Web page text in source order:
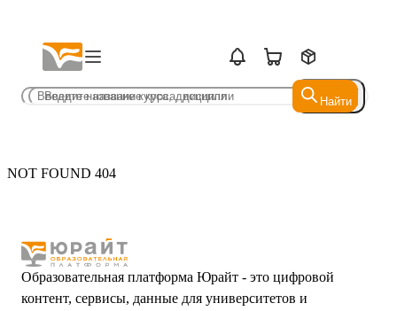
Найти
Найти
NOT FOUND 404
Образовательная платформа Юрайт - это цифровой
контент, сервисы, данные для университетов и